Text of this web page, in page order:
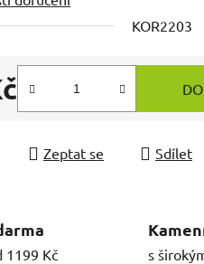
KOR2203
cena:
Zeptat se Sdílet
1199 Kč s